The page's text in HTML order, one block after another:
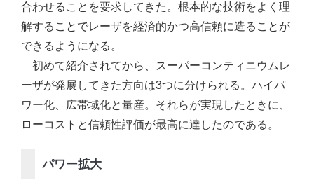
合わせることを要求してきた。根本的な技術をよく理
解することでレーザを経済的かつ高信頼に造ることが
できるようになる。
初めて紹介されてから、スーパーコンティニウムレ
ーザが発展してきた方向は3つに分けられる。ハイパ
ワー化、広帯域化と量産。それらが実現したときに、
ローコストと信頼性評価が最高に達したのである。
パワー拡大